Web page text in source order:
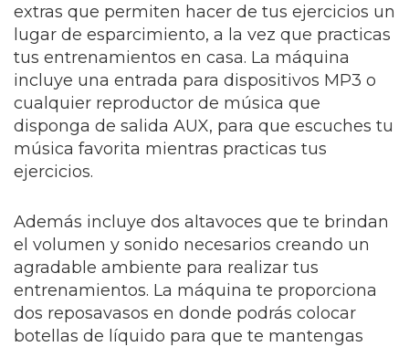
extras que permiten hacer de tus ejercicios un
lugar de esparcimiento, a la vez que practicas
tus entrenamientos en casa. La máquina
incluye una entrada para dispositivos MP3 o
cualquier reproductor de música que
disponga de salida AUX, para que escuches tu
música favorita mientras practicas tus
ejercicios.
Además incluye dos altavoces que te brindan
el volumen y sonido necesarios creando un
agradable ambiente para realizar tus
entrenamientos. La máquina te proporciona
dos reposavasos en donde podrás colocar
botellas de líquido para que te mantengas